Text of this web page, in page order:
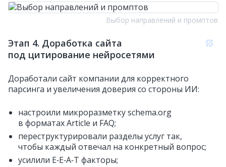
Выбор направлений и промптов
Этап 4. Доработка сайта
под цитирование нейросетями
Доработали сайт компании для корректного
парсинга и увеличения доверия со стороны ИИ:
настроили микроразметку schema.org
в форматах Article и FAQ;
переструктурировали разделы услуг так,
чтобы каждый отвечал на конкретный вопрос;
усилили E‑E‑A‑T факторы;